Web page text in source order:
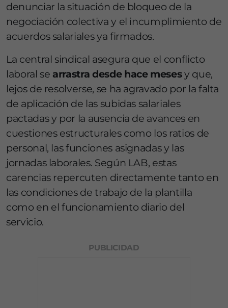
denunciar la situación de bloqueo de la
negociación colectiva y el incumplimiento de
acuerdos salariales ya firmados.
La central sindical asegura que el conflicto
laboral se arrastra desde hace mesesy que,
lejos de resolverse, se ha agravado por la falta
de aplicación de las subidas salariales
pactadas y por la ausencia de avances en
cuestiones estructurales como los ratios de
personal, las funciones asignadas y las
jornadas laborales. Según LAB, estas
carencias repercuten directamente tanto en
las condiciones de trabajo de la plantilla
como en el funcionamiento diario del
servicio.
PUBLICIDAD